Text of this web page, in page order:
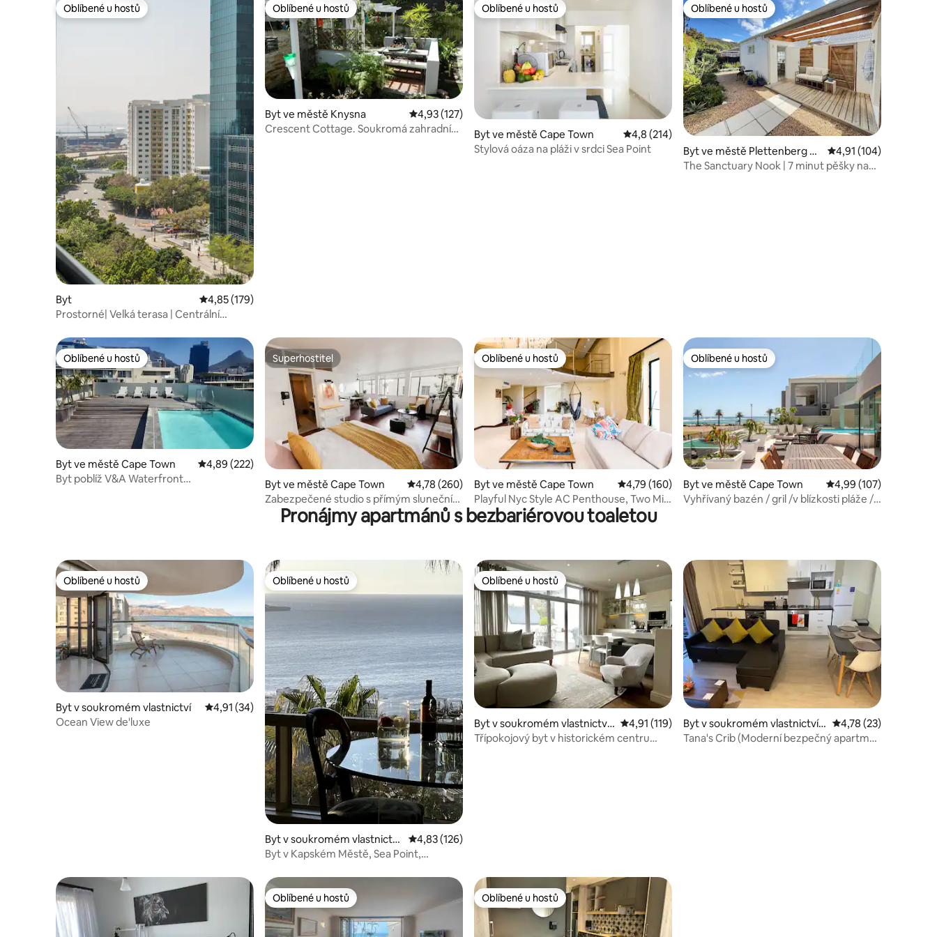
Oblíbené u hostů
Oblíbené u hostů
Byt Průměrné hodnocení 4,85 z 5, 179 hodnocení
4,85 (179)
Prostorné| Velká terasa | Centrální
Oblíbené u hostů
Oblíbené u hostů
Byt ve městě Knysna Průměrné hodnocení 4,93 z 5, 127 hodnocení
4,93 (127)
Crescent Cottage. Soukromá zahradní
Oblíbené u hostů
Oblíbené u hostů
Byt ve městě Cape Town Průměrné hodnocení 4,8 z 5, 214 hodnocení
4,8 (214)
Stylová oáza na pláži v srdci Sea Point
Oblíbené u hostů
Oblíbené u hostů
Byt ve městě Plettenberg Ba
y
Průměrné hodnocení
4,91 (104)
The Sanctuary Nook | 7 minut pěšky na
Oblíbené u hostů
Oblíbené u hostů
Byt ve městě Cape Town Průměrné hodnocení 4,89 z 5, 222 hodnocení
4,89 (222)
Byt poblíž V&A Waterfront
Superhostitel
Superhostitel
Byt ve městě Cape Town Průměrné hodnocení 4,78 z 5, 260 hodnocení
4,78 (260)
Zabezpečené studio s přímým slunečním
světlem
Oblíbené u hostů
Oblíbené u hostů
Byt ve městě Cape Town Průměrné hodnocení 4,79 z 5, 160 hodnocení
4,79 (160)
Playful Nyc Style AC Penthouse, Two Min
Walk To Long Street
Oblíbené u hostů
Oblíbené u hostů
Byt ve městě Cape Town Průměrné hodnocení
4,99 (107)
Vyhřívaný bazén / gril /v blízkosti pláže /
Pronájmy apartmánů s bezbariérovou toaletou
Oblíbené u hostů
Oblíbené u hostů
Byt v soukromém vlastnictví Průměrné hodnocení 4,91 z 5, 34 hodnocení
4,91 (34)
Ocean View de'luxe
Oblíbené u hostů
Oblíbené u hostů
Byt v soukromém vlastnictví
ve městě Cape Town
Průměrné hodnocení 4,83 z 5, 126 hodnocení
4,83 (126)
Byt v Kapském Městě, Sea Point,
Oblíbené u hostů
Oblíbené u hostů
Byt v soukromém vlastnictví
ve městě Stellenbosch
Průměrné hodnocení 4,91 z 5, 119 hodnocení
4,91 (119)
Třípokojový byt v historickém centru
Byt v soukromém vlastnictví v
e městě Cape Town
Průměrné hodnocení
4,78 (23)
Tana's Crib (Moderní bezpečný apartmán
Oblíbené u hostů
Oblíbené u hostů Oblíbené u hostů
Oblíbené u hostů